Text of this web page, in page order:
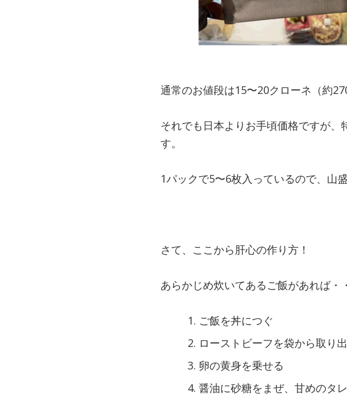
通常のお値段は15〜20クローネ（約
それでも日本よりお手頃価格ですが
す。
1パックで5〜6枚入っているので、山
さて、ここから肝心の作り方！
あらかじめ炊いてあるご飯があれば・
ご飯を丼につぐ
ローストビーフを袋から取り
卵の黄身を乗せる
醤油に砂糖をまぜ、甘めのタ